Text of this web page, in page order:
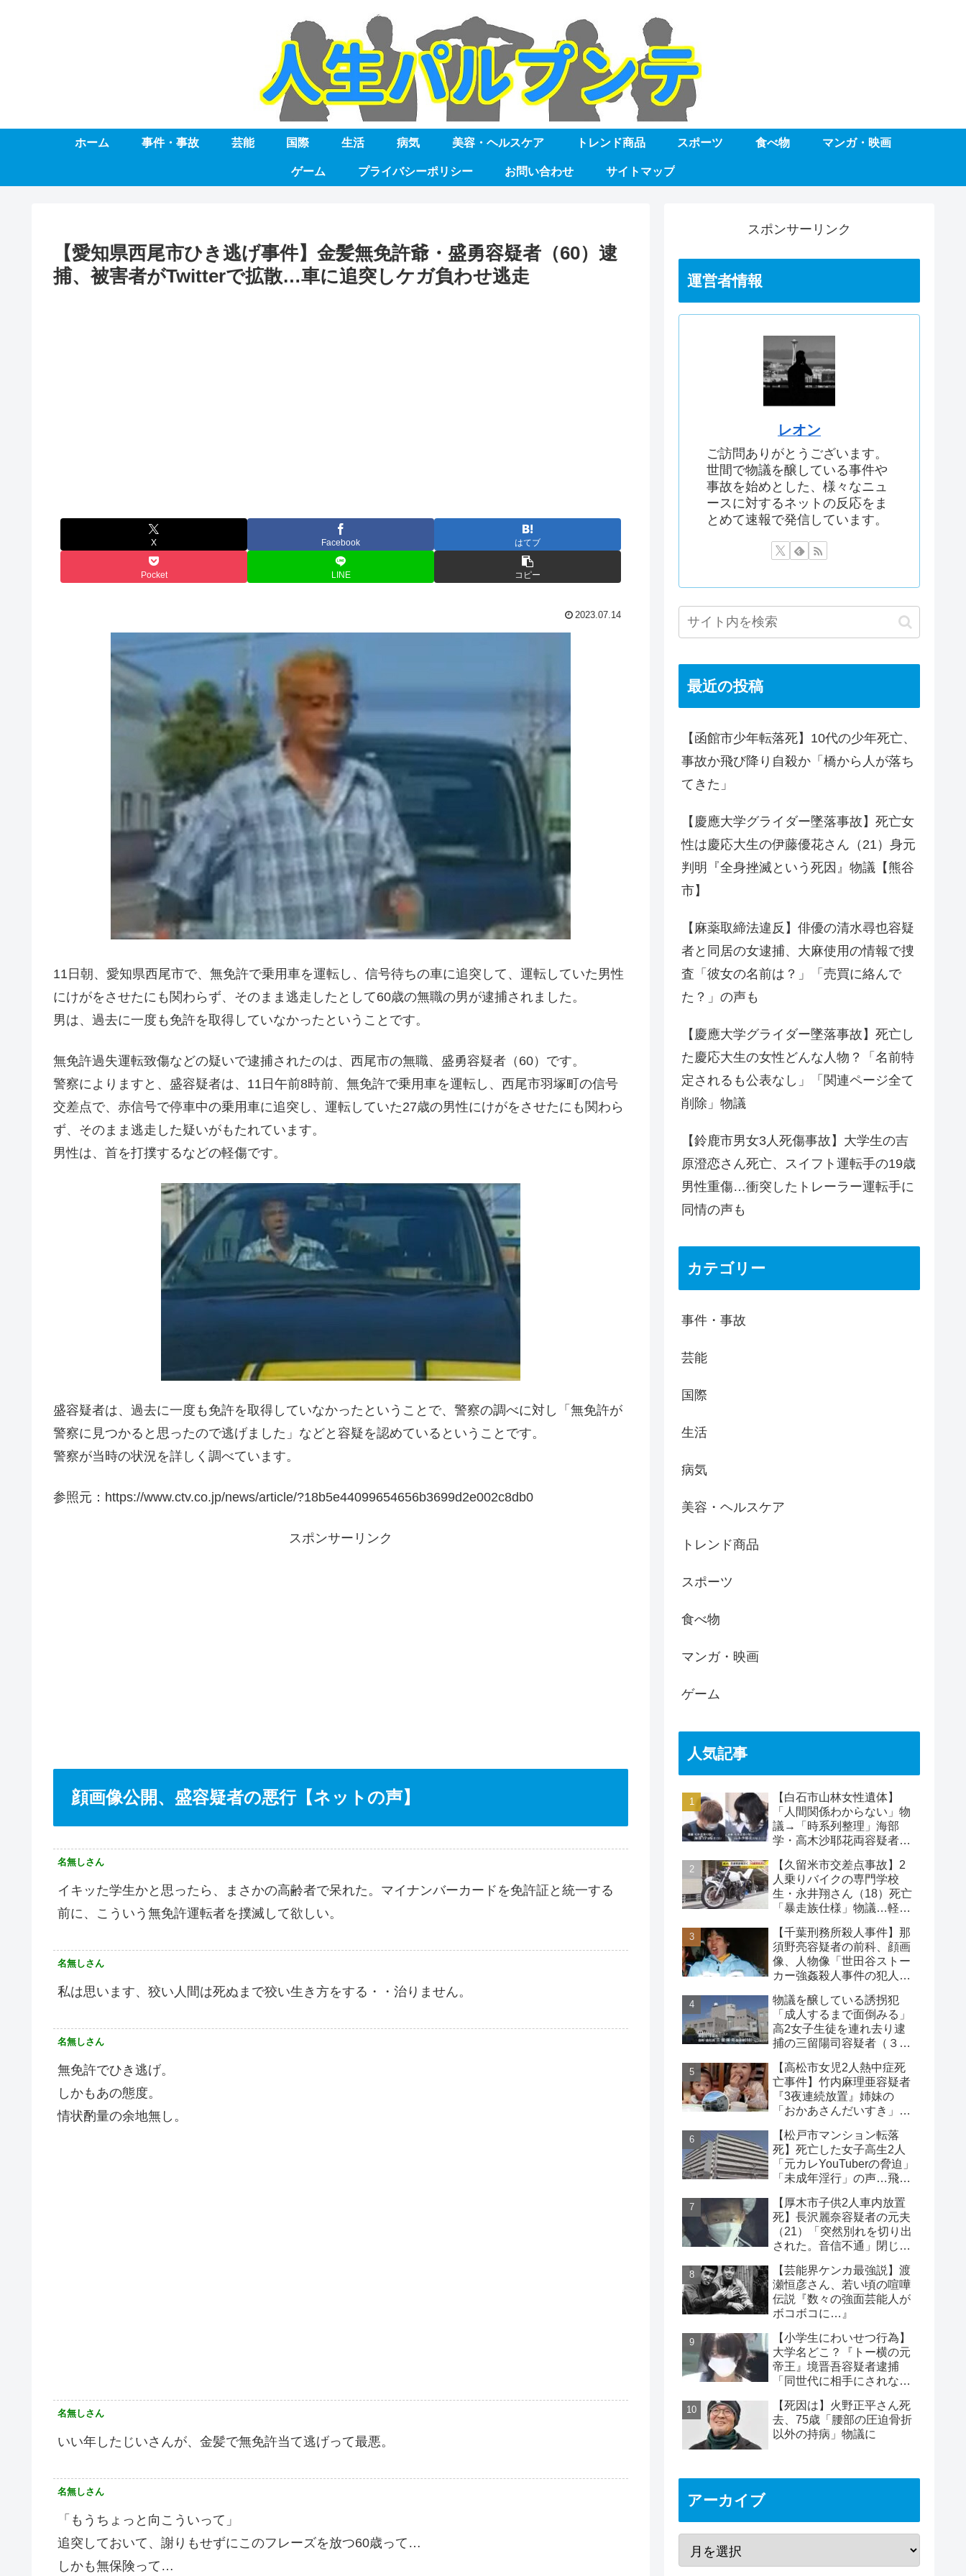
ホーム 事件・事故 芸能 国際 生活 病気 美容・ヘルスケア トレンド商品 スポーツ 食べ物 マンガ・映画
ゲーム プライバシーポリシー お問い合わせ サイトマップ
【愛知県西尾市ひき逃げ事件】金髪無免許爺・盛勇容疑者（60）逮
捕、被害者がTwitterで拡散…車に追突しケガ負わせ逃走
X Facebook はてブ
Pocket LINE コピー
2023.07.14
11日朝、愛知県西尾市で、無免許で乗用車を運転し、信号待ちの車に追突して、運転していた男性
にけがをさせたにも関わらず、そのまま逃走したとして60歳の無職の男が逮捕されました。
男は、過去に一度も免許を取得していなかったということです。
無免許過失運転致傷などの疑いで逮捕されたのは、西尾市の無職、盛勇容疑者（60）です。
警察によりますと、盛容疑者は、11日午前8時前、無免許で乗用車を運転し、西尾市羽塚町の信号
交差点で、赤信号で停車中の乗用車に追突し、運転していた27歳の男性にけがをさせたにも関わら
ず、そのまま逃走した疑いがもたれています。
男性は、首を打撲するなどの軽傷です。
盛容疑者は、過去に一度も免許を取得していなかったということで、警察の調べに対し「無免許が
警察に見つかると思ったので逃げました」などと容疑を認めているということです。
警察が当時の状況を詳しく調べています。
参照元：https://www.ctv.co.jp/news/article/?18b5e44099654656b3699d2e002c8db0
スポンサーリンク
顔画像公開、盛容疑者の悪行【ネットの声】
名無しさん
イキッた学生かと思ったら、まさかの高齢者で呆れた。マイナンバーカードを免許証と統一する
前に、こういう無免許運転者を撲滅して欲しい。
名無しさん
私は思います、狡い人間は死ぬまで狡い生き方をする・・治りません。
名無しさん
無免許でひき逃げ。
しかもあの態度。
情状酌量の余地無し。
名無しさん
いい年したじいさんが、金髪で無免許当て逃げって最悪。
名無しさん
「もうちょっと向こういって」
追突しておいて、謝りもせずにこのフレーズを放つ60歳って…
しかも無保険って…
スポンサーリンク
運営者情報
レオン
ご訪問ありがとうございます。
世間で物議を醸している事件や
事故を始めとした、様々なニュ
ースに対するネットの反応をま
とめて速報で発信しています。
最近の投稿
【函館市少年転落死】10代の少年死亡、
事故か飛び降り自殺か「橋から人が落ち
てきた」
【慶應大学グライダー墜落事故】死亡女
性は慶応大生の伊藤優花さん（21）身元
判明『全身挫滅という死因』物議【熊谷
市】
【麻薬取締法違反】俳優の清水尋也容疑
者と同居の女逮捕、大麻使用の情報で捜
査「彼女の名前は？」「売買に絡んで
た？」の声も
【慶應大学グライダー墜落事故】死亡し
た慶応大生の女性どんな人物？「名前特
定されるも公表なし」「関連ページ全て
削除」物議
【鈴鹿市男女3人死傷事故】大学生の吉
原澄恋さん死亡、スイフト運転手の19歳
男性重傷…衝突したトレーラー運転手に
同情の声も
カテゴリー
事件・事故
芸能
国際
生活
病気
美容・ヘルスケア
トレンド商品
スポーツ
食べ物
マンガ・映画
ゲーム
人気記事
【白石市山林女性遺体】
「人間関係わからない」物
議→「時系列整理」海部
学・高木沙耶花両容疑者、
な事件
【久留米市交差点事故】2
人乗りバイクの専門学校
生・永井翔さん（18）死亡
「暴走族仕様」物議…軽自
【千葉刑務所殺人事件】那
須野亮容疑者の前科、顔画
像、人物像「世田谷ストー
カー強姦殺人事件の犯人」
は？
物議を醸している誘拐犯
「成人するまで面倒みる」
高2女子生徒を連れ去り逮
捕の三留陽司容疑者（３
県】
【高松市女児2人熱中症死
亡事件】竹内麻理亜容疑者
『3夜連続放置』姉妹の
「おかあさんだいすき」折
論
【松戸市マンション転落
死】死亡した女子高生2人
「元カレYouTuberの脅迫」
「未成年淫行」の声…飛び
【厚木市子供2人車内放置
死】長沢麗奈容疑者の元夫
（21）「突然別れを切り出
された。音信不通」閉じ込
【芸能界ケンカ最強説】渡
瀬恒彦さん、若い頃の喧嘩
伝説『数々の強面芸能人が
ボコボコに…』
【小学生にわいせつ行為】
大学名どこ？『トー横の元
帝王』境晋吾容疑者逮捕
「同世代に相手にされない
【死因は】火野正平さん死
去、75歳「腰部の圧迫骨折
以外の持病」物議に
アーカイブ